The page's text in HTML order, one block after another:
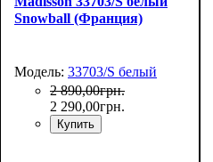
Snowball (Франция)
Модель: 33703/S белый
2 890,00грн.
2 290,00грн.
Купить